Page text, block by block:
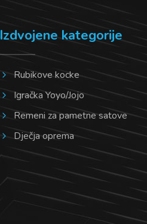
Izdvojene kategorije
Rubikove kocke
Igračka Yoyo/Jojo
Remeni za pametne satove
Dječja oprema